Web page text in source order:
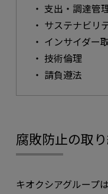
支出・調達管
サステナビリ
インサイダー
技術倫理
請負遵法
腐敗防止の取
キオクシアグループ